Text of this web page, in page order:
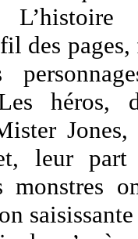
des
héros,
leur part
monstres